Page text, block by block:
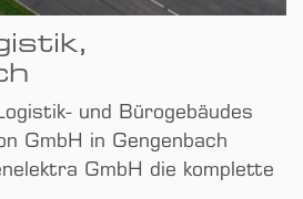
und Bürogebäudes
GmbH in Gengenbach
GmbH die komplette